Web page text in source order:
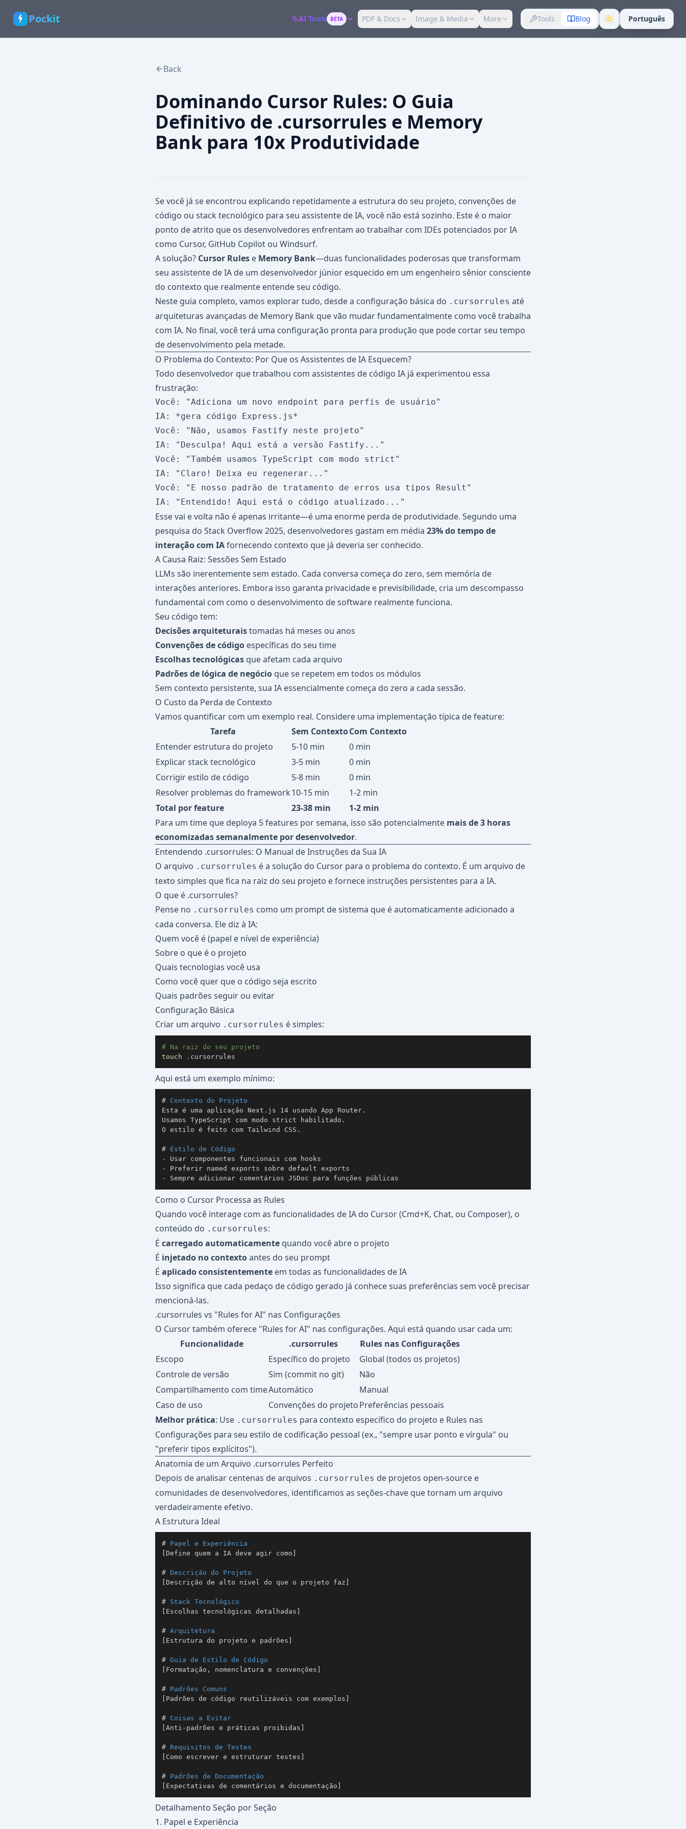
Pockit AI Tools BETA PDF & Docs Image & Media More Tools Blog Português
Back
Dominando Cursor Rules: O Guia
Definitivo de .cursorrules e Memory
Bank para 10x Produtividade
Se você já se encontrou explicando repetidamente a estrutura do seu projeto, convenções de
código ou stack tecnológico para seu assistente de IA, você não está sozinho. Este é o maior
ponto de atrito que os desenvolvedores enfrentam ao trabalhar com IDEs potenciados por IA
como Cursor, GitHub Copilot ou Windsurf.
A solução? Cursor Rules e Memory Bank—duas funcionalidades poderosas que transformam
seu assistente de IA de um desenvolvedor júnior esquecido em um engenheiro sênior consciente
do contexto que realmente entende seu código.
Neste guia completo, vamos explorar tudo, desde a configuração básica do .cursorrules até
arquiteturas avançadas de Memory Bank que vão mudar fundamentalmente como você trabalha
com IA. No final, você terá uma configuração pronta para produção que pode cortar seu tempo
de desenvolvimento pela metade.
O Problema do Contexto: Por Que os Assistentes de IA Esquecem?
Todo desenvolvedor que trabalhou com assistentes de código IA já experimentou essa
frustração:
Você: "Adiciona um novo endpoint para perfis de usuário"
IA: *gera código Express.js*
Você: "Não, usamos Fastify neste projeto"
IA: "Desculpa! Aqui está a versão Fastify..."
Você: "Também usamos TypeScript com modo strict"
IA: "Claro! Deixa eu regenerar..."
Você: "E nosso padrão de tratamento de erros usa tipos Result"
Esse vai e volta não é apenas irritante—é uma enorme perda de produtividade. Segundo uma
pesquisa do Stack Overflow 2025, desenvolvedores gastam em média 23% do tempo de
interação com IAfornecendo contexto que já deveria ser conhecido.
A Causa Raiz: Sessões Sem Estado
LLMs são inerentemente sem estado. Cada conversa começa do zero, sem memória de
interações anteriores. Embora isso garanta privacidade e previsibilidade, cria um descompasso
fundamental com como o desenvolvimento de software realmente funciona.
Seu código tem:
Decisões arquiteturaistomadas há meses ou anos
Convenções de código específicas do seu time
Escolhas tecnológicas que afetam cada arquivo
Padrões de lógica de negócio que se repetem em todos os módulos
Sem contexto persistente, sua IA essencialmente começa do zero a cada sessão.
O Custo da Perda de Contexto
Vamos quantificar com um exemplo real. Considere uma implementação típica de feature:
Tarefa
Sem ContextoCom Contexto
Entender estrutura do projeto
5-10 min
0 min
Explicar stack tecnológico
3-5 min
0 min
Corrigir estilo de código
5-8 min
0 min
Resolver problemas do framework10-15 min
1-2 min
Total por feature
23-38 min
1-2 min
Para um time que deploya 5 features por semana, isso são potencialmente mais de 3 horas
economizadas semanalmente por desenvolvedor.
Entendendo .cursorrules: O Manual de Instruções da Sua IA
O arquivo .cursorrules é a solução do Cursor para o problema do contexto. É um arquivo de
texto simples que fica na raiz do seu projeto e fornece instruções persistentes para a IA.
O que é .cursorrules?
Pense no .cursorrules como um prompt de sistema que é automaticamente adicionado a
cada conversa. Ele diz à IA:
Quem você é (papel e nível de experiência)
Sobre o que é o projeto
Quais tecnologias você usa
Como você quer que o código seja escrito
Quais padrões seguir ou evitar
Configuração Básica
Criar um arquivo .cursorrules é simples:
# Na raiz do seu projeto
touch .cursorrules
Aqui está um exemplo mínimo:
# Contexto do Projeto
Esta é uma aplicação Next.js 14 usando App Router.
Usamos TypeScript com modo strict habilitado.
O estilo é feito com Tailwind CSS.
# Estilo de Código
-
-
-
Sempre adicionar comentários JSDoc para funções públicas
Como o Cursor Processa as Rules
Quando você interage com as funcionalidades de IA do Cursor (Cmd+K, Chat, ou Composer), o
conteúdo do .cursorrules:
É carregado automaticamente quando você abre o projeto
É injetado no contextoantes do seu prompt
É aplicado consistentemente em todas as funcionalidades de IA
Isso significa que cada pedaço de código gerado já conhece suas preferências sem você precisar
mencioná-las.
.cursorrules vs "Rules for AI" nas Configurações
O Cursor também oferece "Rules for AI" nas configurações. Aqui está quando usar cada um:
Funcionalidade
.cursorrules
Rules nas Configurações
Escopo
Específico do projeto
Global (todos os projetos)
Controle de versão
Sim (commit no git)
Não
Compartilhamento com timeAutomático
Manual
Caso de uso
Convenções do projetoPreferências pessoais
Melhor prática: Use .cursorrules para contexto específico do projeto e Rules nas
Configurações para seu estilo de codificação pessoal (ex., "sempre usar ponto e vírgula" ou
"preferir tipos explícitos").
Anatomia de um Arquivo .cursorrules Perfeito
Depois de analisar centenas de arquivos .cursorrules de projetos open-source e
comunidades de desenvolvedores, identificamos as seções-chave que tornam um arquivo
verdadeiramente efetivo.
A Estrutura Ideal
# Papel e Experiência
[Define quem a IA deve agir como]
# Descrição do Projeto
[Descrição de alto nível do que o projeto faz]
# Stack Tecnológico
[Escolhas tecnológicas detalhadas]
# Arquitetura
[Estrutura do projeto e padrões]
# Guia de Estilo de Código
[Formatação, nomenclatura e convenções]
# Padrões Comuns
[Padrões de código reutilizáveis com exemplos]
# Coisas a Evitar
[Anti-padrões e práticas proibidas]
# Requisitos de Testes
[Como escrever e estruturar testes]
# Padrões de Documentação
[Expectativas de comentários e documentação]
Detalhamento Seção por Seção
1. Papel e Experiência